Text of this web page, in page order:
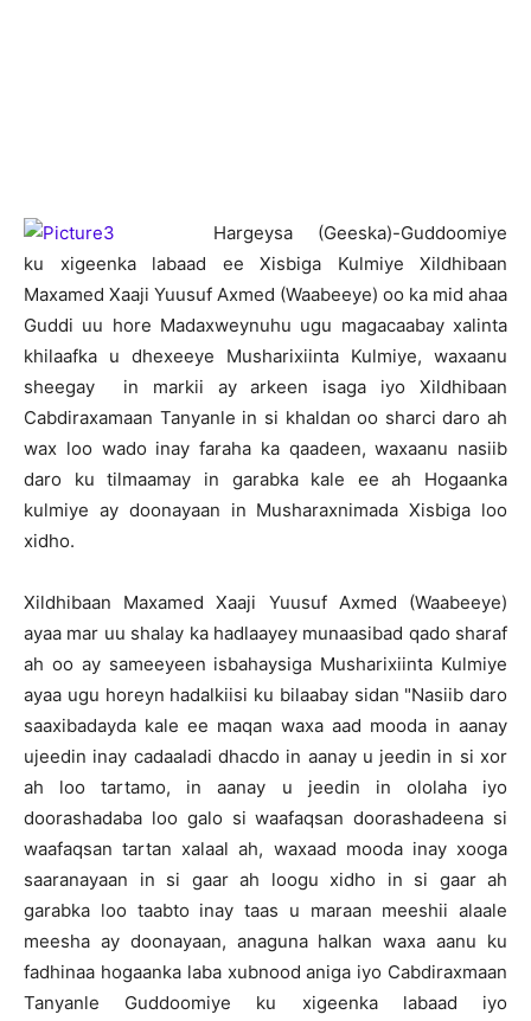
Hargeysa (Geeska)-Guddoomiye
ku xigeenka labaad ee Xisbiga Kulmiye Xildhibaan
Maxamed Xaaji Yuusuf Axmed (Waabeeye) oo ka mid ahaa
Guddi uu hore Madaxweynuhu ugu magacaabay xalinta
khilaafka u dhexeeye Musharixiinta Kulmiye, waxaanu
sheegay in markii ay arkeen isaga iyo Xildhibaan
Cabdiraxamaan Tanyanle in si khaldan oo sharci daro ah
wax loo wado inay faraha ka qaadeen, waxaanu nasiib
daro ku tilmaamay in garabka kale ee ah Hogaanka
kulmiye ay doonayaan in Musharaxnimada Xisbiga loo
xidho.
Xildhibaan Maxamed Xaaji Yuusuf Axmed (Waabeeye)
ayaa mar uu shalay ka hadlaayey munaasibad qado sharaf
ah oo ay sameeyeen isbahaysiga Musharixiinta Kulmiye
ayaa ugu horeyn hadalkiisi ku bilaabay sidan "Nasiib daro
saaxibadayda kale ee maqan waxa aad mooda in aanay
ujeedin inay cadaaladi dhacdo in aanay u jeedin in si xor
ah loo tartamo, in aanay u jeedin in ololaha iyo
doorashadaba loo galo si waafaqsan doorashadeena si
waafaqsan tartan xalaal ah, waxaad mooda inay xooga
saaranayaan in si gaar ah loogu xidho in si gaar ah
garabka loo taabto inay taas u maraan meeshii alaale
meesha ay doonayaan, anaguna halkan waxa aanu ku
fadhinaa hogaanka laba xubnood aniga iyo Cabdiraxmaan
Tanyanle Guddoomiye ku xigeenka labaad iyo